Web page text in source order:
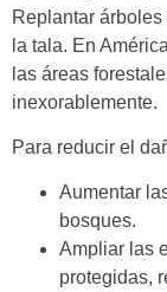
Replantar
la tala. En
las áreas
inexorablemente.
Para reducir el
Aumentar
bosques.
Ampliar las
protegidas,